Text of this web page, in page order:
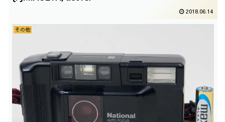
2018.06.14
その他